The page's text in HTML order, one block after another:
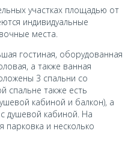
участках площадью от
индивидуальные
места.
гостиная, оборудованная
а также ванная
3 спальни со
спальне также есть
кабиной и балкон), а
душевой кабиной. На
парковка и несколько